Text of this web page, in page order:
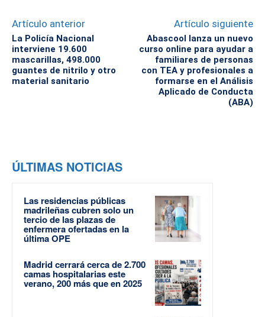
Artículo anterior
La Policía Nacional
interviene 19.600
mascarillas, 498.000
guantes de nitrilo y otro
material sanitario
Artículo siguiente
Abascool lanza un nuevo
curso online para ayudar a
familiares de personas
con TEA y profesionales a
formarse en el Análisis
Aplicado de Conducta
(ABA)
ÚLTIMAS NOTICIAS
Las residencias públicas
madrileñas cubren solo un
tercio de las plazas de
enfermera ofertadas en la
última OPE
Madrid cerrará cerca de 2.700
camas hospitalarias este
verano, 200 más que en 2025